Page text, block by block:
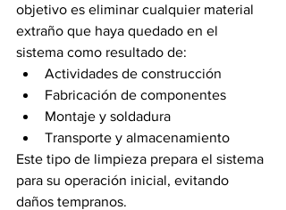
objetivo es eliminar cualquier material
extraño que haya quedado en el
sistema como resultado de:
Actividades de construcción
Fabricación de componentes
Montaje y soldadura
Transporte y almacenamiento
Este tipo de limpieza prepara el sistema
para su operación inicial, evitando
daños tempranos.